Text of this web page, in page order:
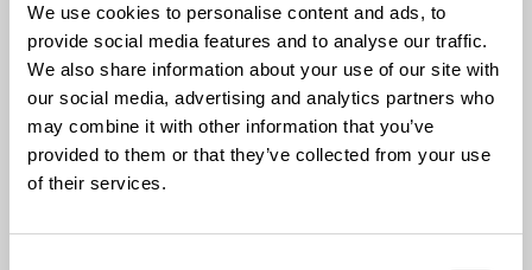
We use cookies to personalise content and ads, to
provide social media features and to analyse our traffic.
We also share information about your use of our site with
our social media, advertising and analytics partners who
may combine it with other information that you’ve
provided to them or that they’ve collected from your use
of their services.
UUTISET 7.1.2026
Väestö, valta ja luonto